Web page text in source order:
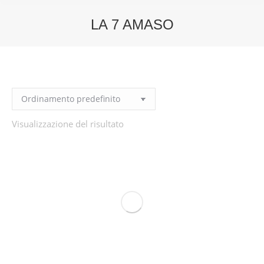
LA 7 AMASO
Visualizzazione del risultato